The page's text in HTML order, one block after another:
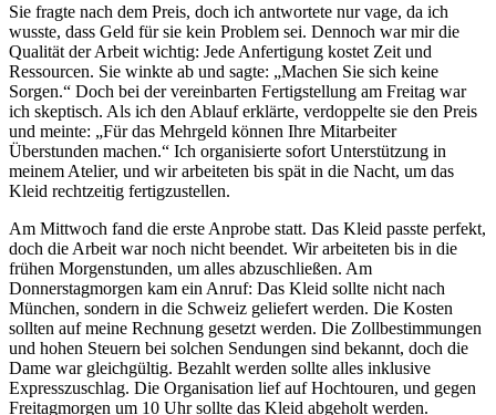
Sie fragte nach dem Preis, doch ich antwortete nur vage, da ich
wusste, dass Geld für sie kein Problem sei. Dennoch war mir die
Qualität der Arbeit wichtig: Jede Anfertigung kostet Zeit und
Ressourcen. Sie winkte ab und sagte: „Machen Sie sich keine
Sorgen.“ Doch bei der vereinbarten Fertigstellung am Freitag war
ich skeptisch. Als ich den Ablauf erklärte, verdoppelte sie den Preis
und meinte: „Für das Mehrgeld können Ihre Mitarbeiter
Überstunden machen.“ Ich organisierte sofort Unterstützung in
meinem Atelier, und wir arbeiteten bis spät in die Nacht, um das
Kleid rechtzeitig fertigzustellen.
Am Mittwoch fand die erste Anprobe statt. Das Kleid passte perfekt,
doch die Arbeit war noch nicht beendet. Wir arbeiteten bis in die
frühen Morgenstunden, um alles abzuschließen. Am
Donnerstagmorgen kam ein Anruf: Das Kleid sollte nicht nach
München, sondern in die Schweiz geliefert werden. Die Kosten
sollten auf meine Rechnung gesetzt werden. Die Zollbestimmungen
und hohen Steuern bei solchen Sendungen sind bekannt, doch die
Dame war gleichgültig. Bezahlt werden sollte alles inklusive
Expresszuschlag. Die Organisation lief auf Hochtouren, und gegen
Freitagmorgen um 10 Uhr sollte das Kleid abgeholt werden.